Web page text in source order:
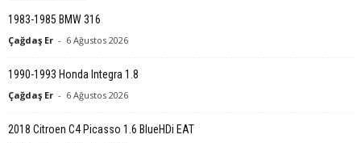
1983-1985 BMW 316
Çağdaş Er - 6 Ağustos 2026
1990-1993 Honda Integra 1.8
Çağdaş Er - 6 Ağustos 2026
2018 Citroen C4 Picasso 1.6 BlueHDi EAT